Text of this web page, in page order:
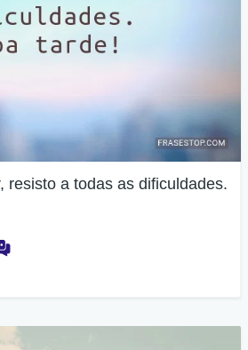
resisto a todas as dificuldades.